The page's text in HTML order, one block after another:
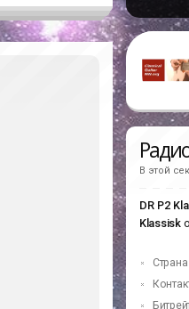
В этой
DR P2
Klassisk
Страна